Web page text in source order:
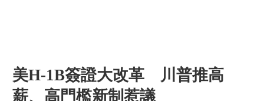
美H-1B簽證大改革 川普推高
薪、高門檻新制惹議